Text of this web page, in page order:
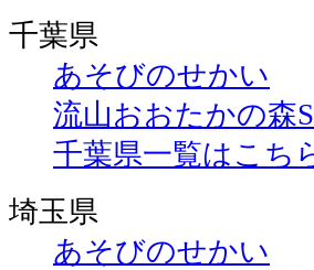
千葉県
あそびのせかい
流山おおたかの森
千葉県一覧はこち
埼玉県
あそびのせかい